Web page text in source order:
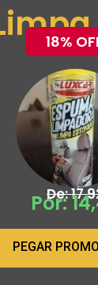
18%
De:
Por:
PEGAR